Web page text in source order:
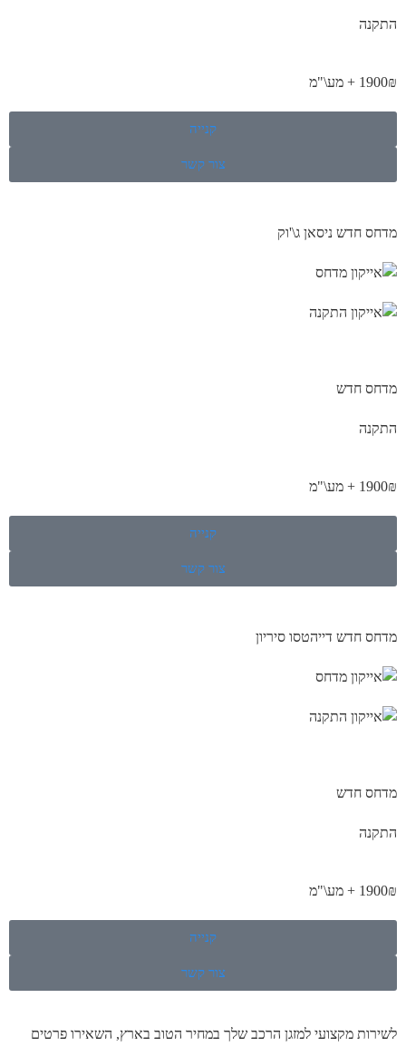
התקנה
1900₪ + מע\"מ
קנייה
צור קשר
מדחס חדש ניסאן ג\'וק
מדחס חדש
התקנה
1900₪ + מע\"מ
קנייה
צור קשר
מדחס חדש דייהטסו סיריון
מדחס חדש
התקנה
1900₪ + מע\"מ
קנייה
צור קשר
לשירות מקצועי למזגן הרכב שלך במחיר הטוב בארץ, השאירו פרטים